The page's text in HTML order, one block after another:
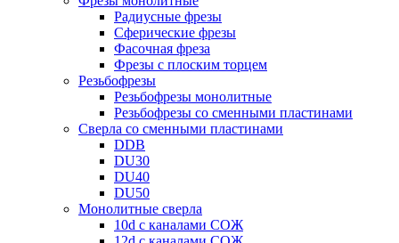
Радиусные фрезы
Сферические фрезы
Фасочная фреза
Фрезы с плоским торцем
Резьбофрезы
Резьбофрезы монолитные
Резьбофрезы со сменными пластинами
Сверла со сменными пластинами
DDB
DU30
DU40
DU50
Монолитные сверла
10d с каналами СОЖ